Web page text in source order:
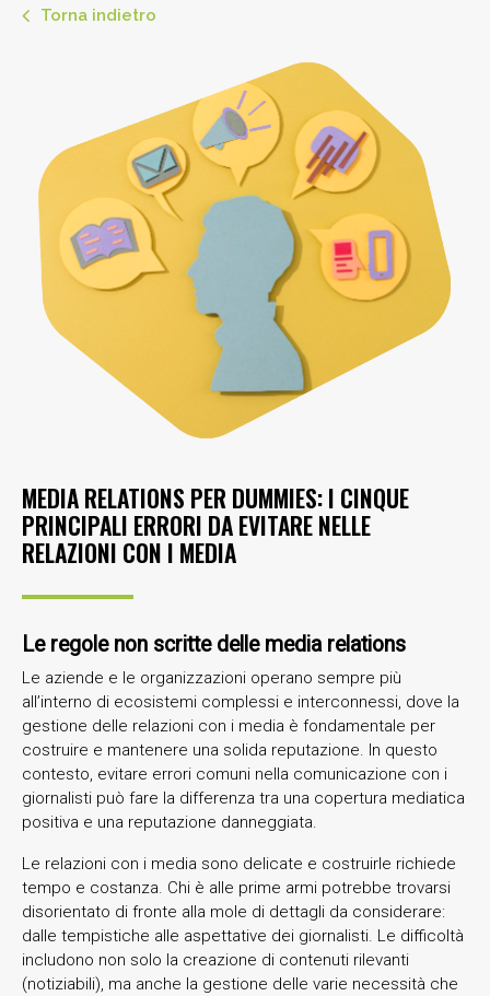
Torna indietro
MEDIA RELATIONS PER DUMMIES: I CINQUE
PRINCIPALI ERRORI DA EVITARE NELLE
RELAZIONI CON I MEDIA
Le regole non scritte delle media relations
Le aziende e le organizzazioni operano sempre più
all’interno di ecosistemi complessi e interconnessi, dove la
gestione delle relazioni con i media è fondamentale per
costruire e mantenere una solida reputazione. In questo
contesto, evitare errori comuni nella comunicazione con i
giornalisti può fare la differenza tra una copertura mediatica
positiva e una reputazione danneggiata.
Le relazioni con i media sono delicate e costruirle richiede
tempo e costanza. Chi è alle prime armi potrebbe trovarsi
disorientato di fronte alla mole di dettagli da considerare:
dalle tempistiche alle aspettative dei giornalisti. Le difficoltà
includono non solo la creazione di contenuti rilevanti
(notiziabili), ma anche la gestione delle varie necessità che